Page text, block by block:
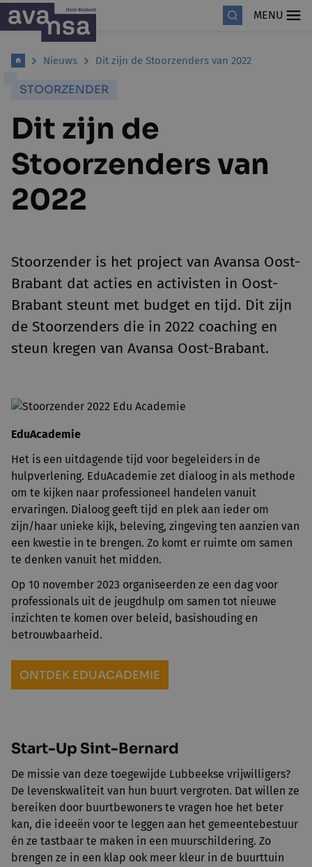
MENU
Nieuws Dit zijn de Stoorzenders van 2022
STOORZENDER
Dit zijn de
Stoorzenders van
2022
Stoorzender is het project van Avansa Oost-
Brabant dat acties en activisten in Oost-
Brabant steunt met budget en tijd. Dit zijn
de Stoorzenders die in 2022 coaching en
steun kregen van Avansa Oost-Brabant.
EduAcademie
Het is een uitdagende tijd voor begeleiders in de
hulpverlening. EduAcademie zet dialoog in als methode
om te kijken naar professioneel handelen vanuit
ervaringen. Dialoog geeft tijd en plek aan ieder om
zijn/haar unieke kijk, beleving, zingeving ten aanzien van
een kwestie in te brengen. Zo komt er ruimte om samen
te denken vanuit het midden.
Op 10 november 2023 organiseerden ze een dag voor
professionals uit de jeugdhulp om samen tot nieuwe
inzichten te komen over beleid, basishouding en
betrouwbaarheid.
ONTDEK EDUACADEMIE
Start-Up Sint-Bernard
De missie van deze toegewijde Lubbeekse vrijwilligers?
De levenskwaliteit van hun buurt vergroten. Dat willen ze
bereiken door buurtbewoners te vragen hoe het beter
kan, die ideeën voor te leggen aan het gemeentebestuur
én ze tastbaar te maken in een muurschildering. Zo
brengen ze in een klap ook meer kleur in de buurttuin